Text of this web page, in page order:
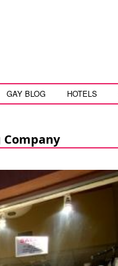
GAY BLOG HOTELS
Company